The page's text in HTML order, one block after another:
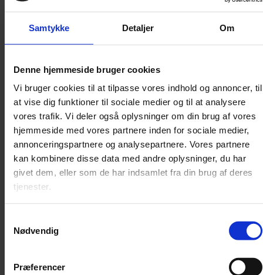
Samtykke Detaljer Om
Denne hjemmeside bruger cookies
Vi bruger cookies til at tilpasse vores indhold og annoncer, til
at vise dig funktioner til sociale medier og til at analysere
vores trafik. Vi deler også oplysninger om din brug af vores
hjemmeside med vores partnere inden for sociale medier,
annonceringspartnere og analysepartnere. Vores partnere
kan kombinere disse data med andre oplysninger, du har
givet dem, eller som de har indsamlet fra din brug af deres
tjenester.
Nødvendig
Præferencer
Fest for sanserne
Den canadiske pianist Jan Lisiecki debuterede for mere end et årti